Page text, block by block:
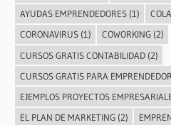
AYUDAS EMPRENDEDORES(1)
CORONAVIRUS(1) COWORKING(2)
CURSOS GRATIS CONTABILIDAD(2)
CURSOS GRATIS PARA
EJEMPLOS PROYECTOS
EL PLAN DE MARKETING(2)